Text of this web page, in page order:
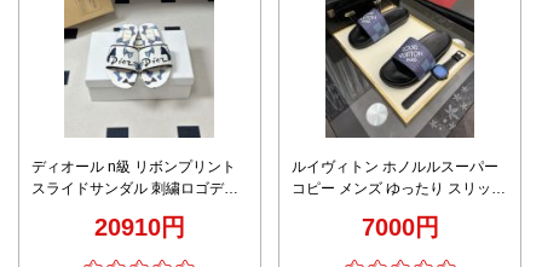
ディオール n級 リボンプリント
スライドサンダル 刺繍ロゴデザ
20910円
ルイヴィトン ホノルルスーパー
コピー メンズ ゆったり スリッパ
7000円